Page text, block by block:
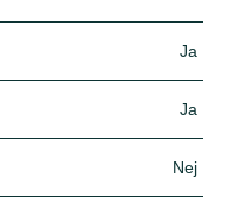
Ja
Ja
Nej